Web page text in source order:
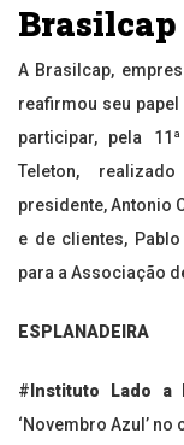
Brasilcap
A Brasilcap,
reafirmou seu
participar, pela
Teleton,
presidente, Antonio
e de clientes,
para a Associação
ESPLANADEIRA
# Instituto Lado a
‘Novembro Azul’